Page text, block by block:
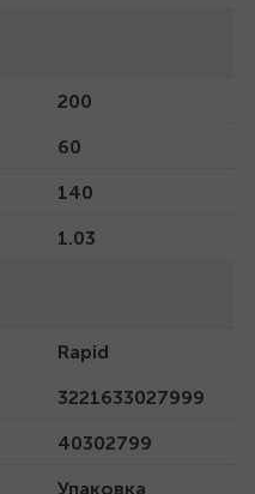
200
60
140
1.03
Rapid
3221633027999
40302799
Упаковка